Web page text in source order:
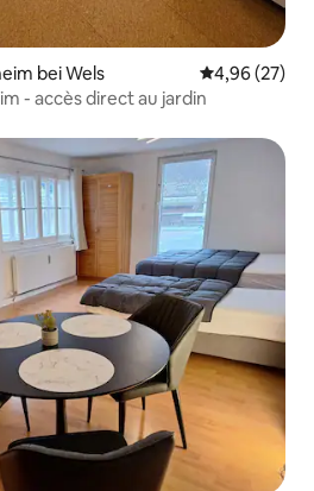
bei Wels Évaluation
4,96 (27)
- accès direct au jardin